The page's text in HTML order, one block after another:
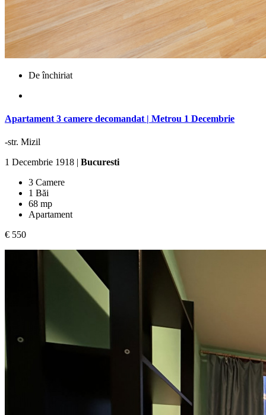
De închiriat
Apartament 3 camere decomandat | Metrou 1 Decembrie
-str. Mizil
1 Decembrie 1918 | Bucuresti
3 Camere
1 Băi
68 mp
Apartament
€ 550